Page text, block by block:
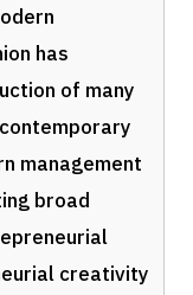
has
of many
management
broad
creativity